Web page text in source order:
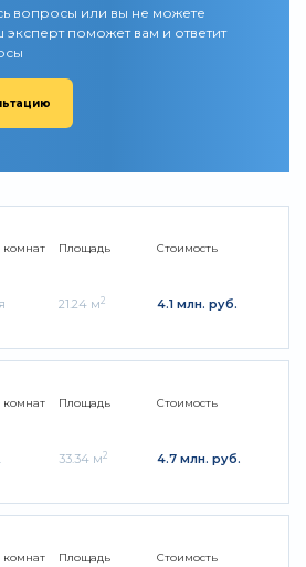
вопросы или вы не можете
поможет вам и ответит
комнат Площадь
21.24 м2
Стоимость
4.1 млн. руб.
комнат Площадь
33.34 м2
Стоимость
4.7 млн. руб.
комнат Площадь Стоимость